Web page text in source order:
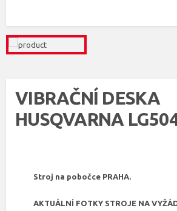
VIBRAČNÍ DESKA
HUSQVARNA
Stroj na pobočce PRAHA.
AKTUÁLNÍ FOTKY STROJE NA